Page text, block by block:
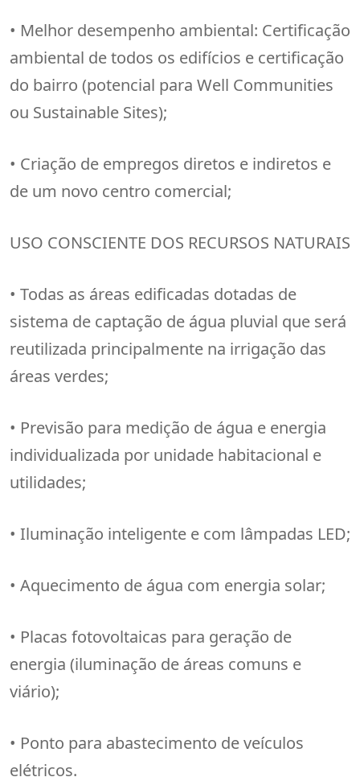
• Melhor desempenho ambiental: Certificação
ambiental de todos os edifícios e certificação
do bairro (potencial para Well Communities
ou Sustainable Sites);
• Criação de empregos diretos e indiretos e
de um novo centro comercial;
USO CONSCIENTE DOS RECURSOS NATURAIS
• Todas as áreas edificadas dotadas de
sistema de captação de água pluvial que será
reutilizada principalmente na irrigação das
áreas verdes;
• Previsão para medição de água e energia
individualizada por unidade habitacional e
utilidades;
• Iluminação inteligente e com lâmpadas LED;
• Aquecimento de água com energia solar;
• Placas fotovoltaicas para geração de
energia (iluminação de áreas comuns e
viário);
• Ponto para abastecimento de veículos
elétricos.